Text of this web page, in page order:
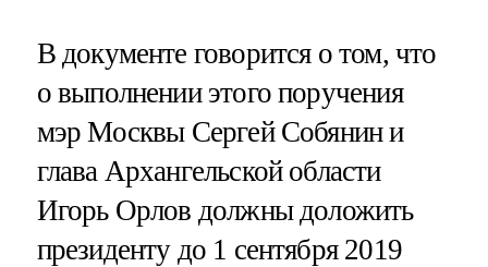
В документе говорится о том, что
о выполнении этого поручения
мэр Москвы Сергей Собянин и
глава Архангельской области
Игорь Орлов должны доложить
президенту до 1 сентября 2019